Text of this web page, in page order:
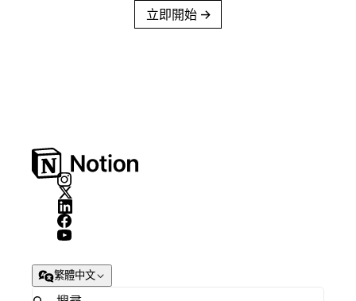
立即開始 →
繁體中文